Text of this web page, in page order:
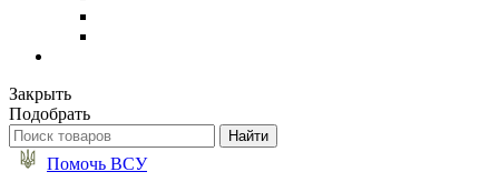
Закрыть
Подобрать
Помочь ВСУ